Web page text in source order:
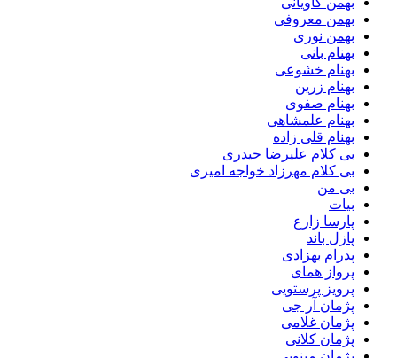
بهمن معروفی
بهمن نوری
بهنام بانی
بهنام خشوعی
بهنام زرین
بهنام صفوی
بهنام علمشاهی
بهنام قلی زاده
بی کلام علیرضا حیدری
بی کلام مهرزاد خواجه امیری
بی من
بیات
پارسا زارع
پازل باند
پدرام بهزادی
پرواز همای
پرویز پرستویی
پژمان آر جی
پژمان غلامی
پژمان کلانی